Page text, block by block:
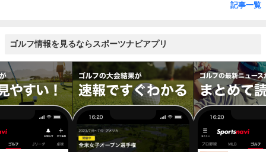
記事一覧
ゴルフ情報を見るならスポーツナビアプリ